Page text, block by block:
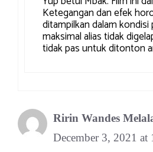
Ketegangan dan efek
ditampilkan dalam kondisi
maksimal alias tidak
tidak pas untuk ditonton
Ririn Wandes
December 3, 2021 at